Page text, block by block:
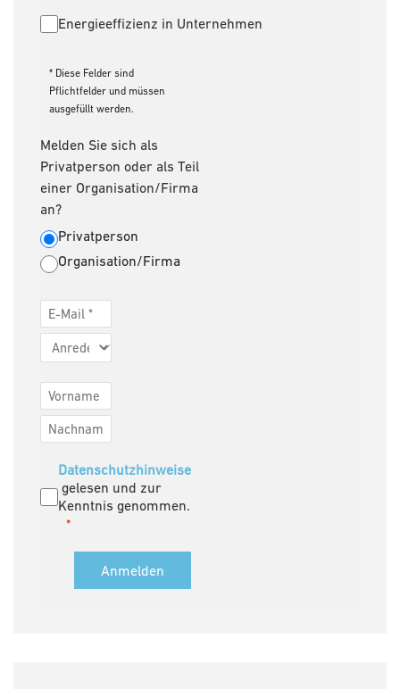
Energieeffizienz in Unternehmen
* Diese Felder sind
Pflichtfelder und müssen
ausgefüllt werden.
Melden Sie sich als
Privatperson oder als Teil
einer Organisation/Firma
an?
Privatperson
Organisation/Firma
Datenschutzhinweise
gelesen und zur
Kenntnis genommen.
Anmelden